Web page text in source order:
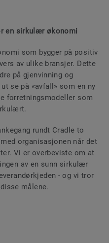
en sirkulær økonomi
som bygger på positiv
av ulike bransjer. Dette
på gjenvinning og
se på «avfall» som en ny
forretningsmodeller som
rundt Cradle to
organisasjonen når det
Vi er overbeviste om at
av en sunn sirkulær
- og vi tror
målene.